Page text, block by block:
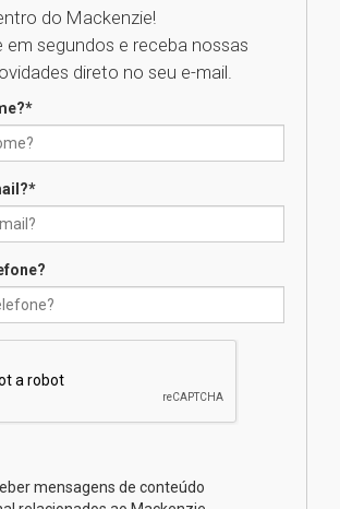
Seminário discute desafios
das novas tecnologias em
calouros do segundo semestre
Brasília prepara seus
mesmo do Ensino Médio
Como os pais podem investir
na educação dos filhos além da
do Mackenzie!
em segundos e receba nossas
direto no seu e-mail.
*
*
mensagens de conteúdo